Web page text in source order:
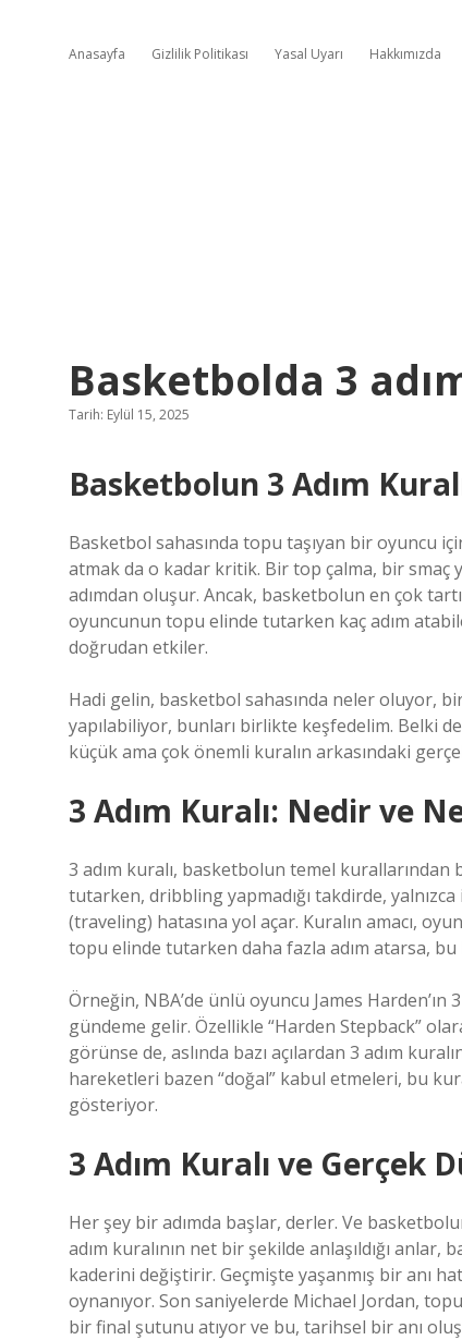
Anasayfa Gizlilik Politikası Yasal Uyarı Hakkımızda
Basketbolda 3
Tarih: Eylül 15, 2025
Basketbolun 3 Adım
Basketbol sahasında topu taşıyan bir oyuncu
atmak da o kadar kritik. Bir top çalma, bir smaç
adımdan oluşur. Ancak, basketbolun en çok
oyuncunun topu elinde tutarken kaç adım
doğrudan etkiler.
Hadi gelin, basketbol sahasında neler oluyor,
yapılabiliyor, bunları birlikte keşfedelim. Belki
küçük ama çok önemli kuralın arkasındaki
3 Adım Kuralı: Nedir ve
3 adım kuralı, basketbolun temel
tutarken, dribbling yapmadığı takdirde,
(traveling) hatasına yol açar. Kuralın amacı,
topu elinde tutarken daha fazla adım atarsa,
Örneğin, NBA’de ünlü oyuncu James
gündeme gelir. Özellikle “Harden Stepback”
görünse de, aslında bazı açılardan 3 adım
hareketleri bazen “doğal” kabul etmeleri, bu
gösteriyor.
3 Adım Kuralı ve Gerçek
Her şey bir adımda başlar, derler. Ve
adım kuralının net bir şekilde anlaşıldığı
kaderini değiştirir. Geçmişte yaşanmış bir anı
oynanıyor. Son saniyelerde Michael Jordan,
bir final şutunu atıyor ve bu, tarihsel bir anı